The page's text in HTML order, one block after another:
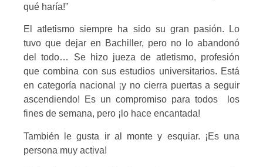
qué haría!”
El atletismo siempre ha sido su gran pasión. Lo
tuvo que dejar en Bachiller, pero no lo abandonó
del todo… Se hizo jueza de atletismo, profesión
que combina con sus estudios universitarios. Está
en categoría nacional ¡y no cierra puertas a seguir
ascendiendo! Es un compromiso para todos los
fines de semana, pero ¡lo hace encantada!
También le gusta ir al monte y esquiar. ¡Es una
persona muy activa!